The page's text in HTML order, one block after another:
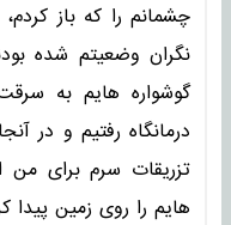
چشمانم را که باز
نگران وضعیتم شده
گوشواره هایم به
درمانگاه رفتیم و در
تزریقات سرم برای من
هایم را روی زمین